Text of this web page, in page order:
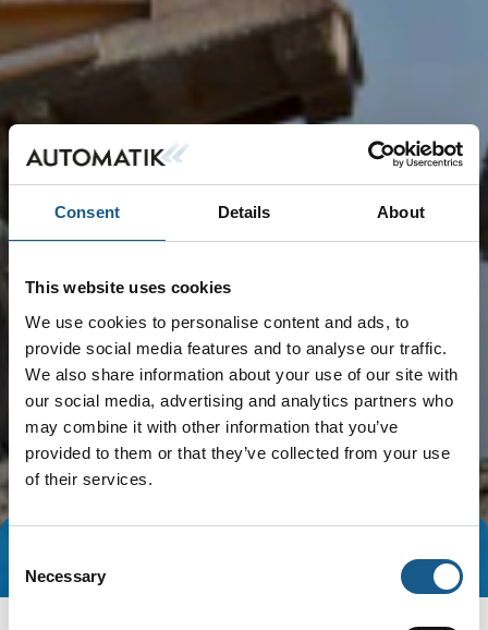
Consent Details About
This website uses cookies
We use cookies to personalise content and ads, to
provide social media features and to analyse our traffic.
We also share information about your use of our site with
our social media, advertising and analytics partners who
may combine it with other information that you’ve
provided to them or that they’ve collected from your use
of their services.
Selection
Necessary